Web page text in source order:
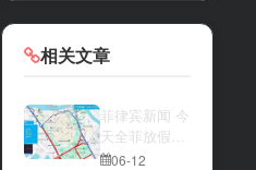
相关文章
菲律宾新闻 今
天全菲放假‼️
马尼拉多地封
06-12